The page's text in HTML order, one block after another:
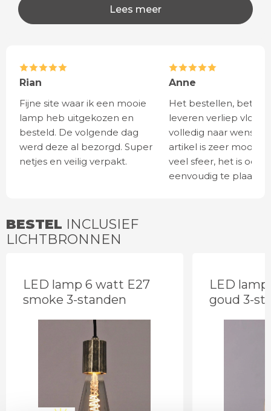
Lees meer
Rian
Fijne site waar ik een mooie
lamp heb uitgekozen en
besteld. De volgende dag
werd deze al bezorgd. Super
netjes en veilig verpakt.
Anne
Het bestellen,
leveren verliep vlot en
volledig naar wens.
artikel is zeer mooi
veel sfeer, het is ook
eenvoudig te
BESTEL INCLUSIEF
LICHTBRONNEN
LED lamp 6 watt E27
smoke 3-standen
LED
goud 3-